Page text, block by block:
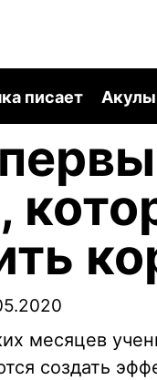
писает
месяцев
создать